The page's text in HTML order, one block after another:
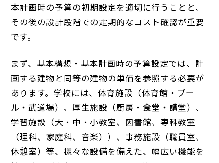
本計画時の予算の初期設定を適切に行うことと、
その後の設計段階での定期的なコスト確認が重要
です。
まず、基本構想・基本計画時の予算設定では、計
画する建物と同等の建物の単価を参照する必要が
あります。学校には、体育施設（体育館・プー
ル・武道場）、厚生施設（厨房・食堂・講堂）、
学習施設（大・中・小教室、図書館、専科教室
（理科、家庭科、音楽））、事務施設（職員室、
休憩室）等、様々な設備を備えた、幅広い機能を